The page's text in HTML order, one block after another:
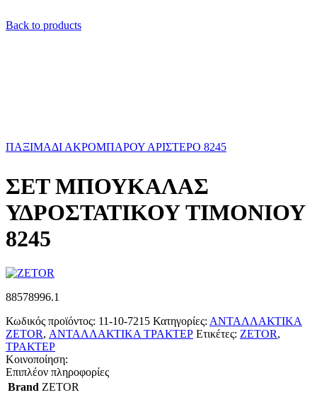
Back to products
ΠΑΞΙΜΑΔΙ ΑΚΡΟΜΠΑΡΟΥ ΑΡΙΣΤΕΡΟ 8245
ΣΕΤ ΜΠΟΥΚΑΛΑΣ
ΥΔΡΟΣΤΑΤΙΚΟΥ ΤΙΜΟΝΙΟΥ
8245
88578996.1
Κωδικός προϊόντος: 11-10-7215 Κατηγορίες: ΑΝΤΑΛΛΑΚΤΙΚΑ
ZETOR, ΑΝΤΑΛΛΑΚΤΙΚΑ ΤΡΑΚΤΕΡ Ετικέτες: ZETOR,
ΤΡΑΚΤΕΡ
Κοινοποίηση:
Επιπλέον πληροφορίες
Brand ZETOR